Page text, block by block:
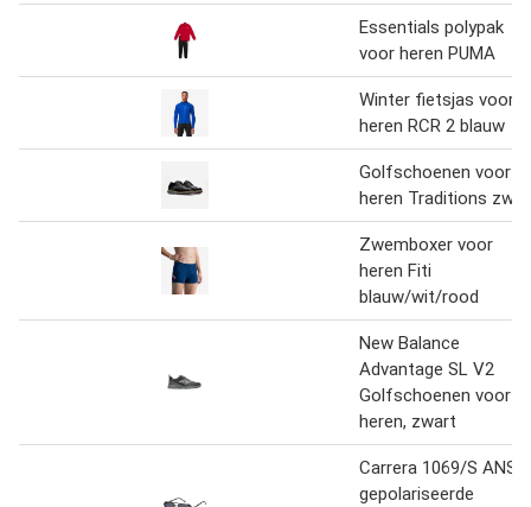
Essentials polypak
voor heren PUMA
Winter fietsjas voor
heren RCR 2 blauw
Golfschoenen voor
heren Traditions
Zwemboxer voor
heren Fiti
blauw/wit/rood
New Balance
Advantage SL V2
Golfschoenen voor
heren, zwart
Carrera 1069/S ANS
gepolariseerde